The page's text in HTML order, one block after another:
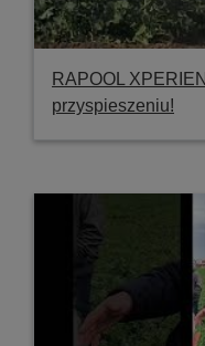
RAPOOL
przyspieszeniu!